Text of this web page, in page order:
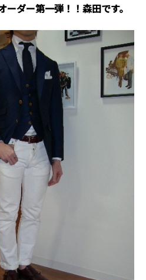
ダー第一弾！！森田です。